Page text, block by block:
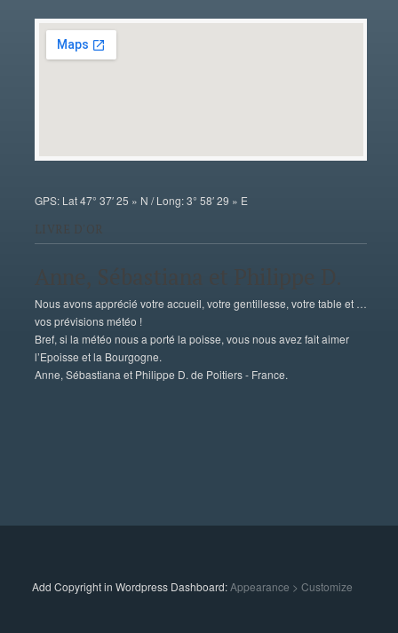
GPS: Lat 47° 37′ 25 » N / Long: 3° 58′ 29 » E
LIVRE D'OR
Nous avons apprécié votre accueil, votre gentillesse, votre table et …
vos prévisions météo !
Bref, si la météo nous a porté la poisse, vous nous avez fait aimer
l’Epoisse et la Bourgogne.
Anne, Sébastiana et Philippe D. de Poitiers - France.
Add Copyright in Wordpress Dashboard:Appearance > Customize